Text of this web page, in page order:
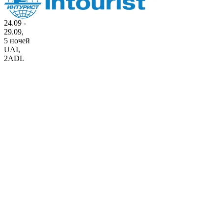
24.09 -
29.09,
5 ночей
UAI,
2ADL